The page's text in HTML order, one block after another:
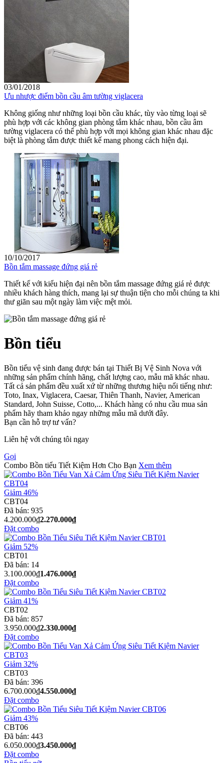
03/01/2018
Ưu nhược điểm bồn cầu âm tường viglacera
Không giống như những loại bồn cầu khác, tùy vào từng loại sẽ
phù hợp với các không gian phòng tắm khác nhau, bồn cầu âm
tường viglacera có thể phù hợp với mọi không gian khác nhau đặc
biệt là phòng tắm được thiết kế mang phong cách hiện đại.
10/10/2017
Bồn tắm massage đứng giá rẻ
Thiết kế với kiểu hiện đại nên bồn tắm massage đứng giá rẻ được
nhiều khách hàng thích, mang lại sự thuận tiện cho mỗi chúng ta khi
thư giãn sau một ngày làm việc mệt mỏi.
Bồn tiểu
Bồn tiểu vệ sinh đang được bán tại Thiết Bị Vệ Sinh Nova với
những sản phẩm chính hãng, chất lượng cao, mẫu mã khác nhau.
Tất cả sản phẩm đều xuất xứ từ những thương hiệu nổi tiếng như:
Toto, Inax, Viglacera, Caesar, Thiên Thanh, Navier, American
Standard, John Suisse, Cotto,... Khách hàng có nhu cầu mua sản
phẩm hãy tham khảo ngay những mẫu mã dưới đây.
Bạn cần hỗ trợ tư vấn?
Liên hệ với chúng tôi ngay
Gọi
Combo Bồn tiểu Tiết Kiệm Hơn Cho Bạn Xem thêm
Giảm 46%
CBT04
Đã bán: 935
4.200.000₫2.270.000₫
Đặt combo
Giảm 52%
CBT01
Đã bán: 14
3.100.000₫1.476.000₫
Đặt combo
Giảm 41%
CBT02
Đã bán: 857
3.950.000₫2.330.000₫
Đặt combo
Giảm 32%
CBT03
Đã bán: 396
6.700.000₫4.550.000₫
Đặt combo
Giảm 43%
CBT06
Đã bán: 443
6.050.000₫3.450.000₫
Đặt combo